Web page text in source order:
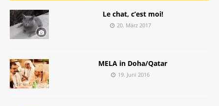
Le chat, c’est moi!
20. März 2017
MELA in Doha/Qatar
19. Juni 2016